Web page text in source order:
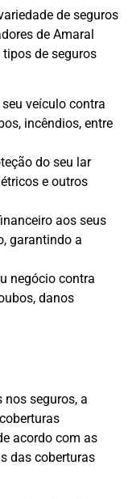
de seguros
de Amaral
de seguros
seu veículo contra
incêndios, entre
do seu lar
e outros
aos seus
garantindo a
negócio contra
danos
seguros, a
acordo com as
das coberturas